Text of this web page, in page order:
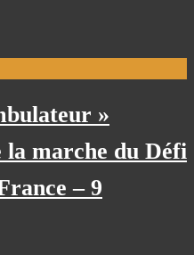
»
marche du Défi
– 9